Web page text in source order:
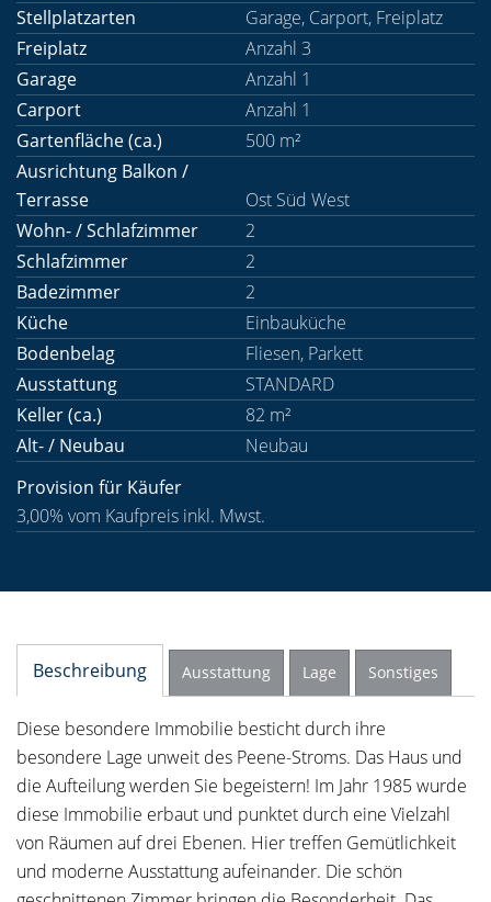
Stellplatzarten
Garage, Carport, Freiplatz
Freiplatz
Anzahl 3
Garage
Anzahl 1
Carport
Anzahl 1
Gartenfläche (ca.)
500 m²
Ausrichtung Balkon /
Terrasse
Ost Süd West
Wohn- / Schlafzimmer
2
Schlafzimmer
2
Badezimmer
2
Küche
Einbauküche
Bodenbelag
Fliesen, Parkett
Ausstattung
STANDARD
Keller (ca.)
82 m²
Alt- / Neubau
Neubau
Provision für Käufer
3,00% vom Kaufpreis inkl. Mwst.
Beschreibung Ausstattung Lage Sonstiges
Diese besondere Immobilie besticht durch ihre
besondere Lage unweit des Peene-Stroms. Das Haus und
die Aufteilung werden Sie begeistern! Im Jahr 1985 wurde
diese Immobilie erbaut und punktet durch eine Vielzahl
von Räumen auf drei Ebenen. Hier treffen Gemütlichkeit
und moderne Ausstattung aufeinander. Die schön